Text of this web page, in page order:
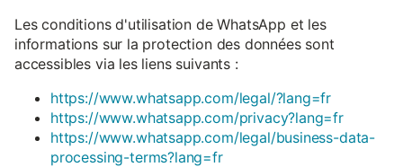
Les conditions d'utilisation de WhatsApp et les
informations sur la protection des données sont
accessibles via les liens suivants :
https://www.whatsapp.com/legal/?lang=fr
https://www.whatsapp.com/privacy?lang=fr
https://www.whatsapp.com/legal/business-data-
processing-terms?lang=fr